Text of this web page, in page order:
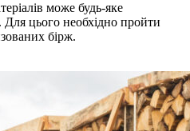
може будь-яке
цього необхідно пройти
бірж.